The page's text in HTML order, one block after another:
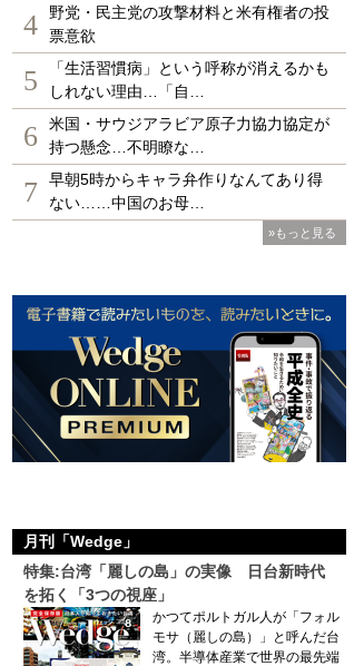
4
野党・民主党の攻撃材料と米有権者の投
票意欲
5
「生活習慣病」という呼称が消えるかも
しれない理由…「自…
6
米国・サウジアラビア原子力協力協定が
持つ懸念…不明瞭な…
7
早朝5時からキャラ弁作りなんてあり得
ない……中国のお母…
»もっと見る
月刊「Wedge」
特集:台湾「麗しの島」の実像 日台新時代
を拓く「3つの視座」
かつてポルトガル人が「フォル
モサ（麗しの島）」と呼んだ台
湾。半導体産業で世界の最先端